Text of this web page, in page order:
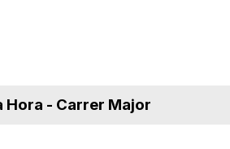
Hora - Carrer Major